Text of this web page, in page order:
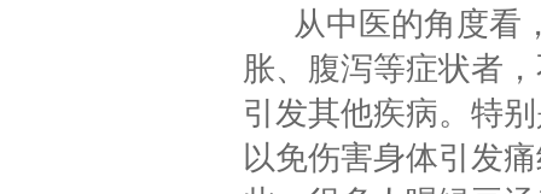
从中医的角度看
胀、腹泻等症状者
引发其他疾病。特
以免伤害身体引发